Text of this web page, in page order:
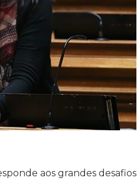
aos grandes desafios